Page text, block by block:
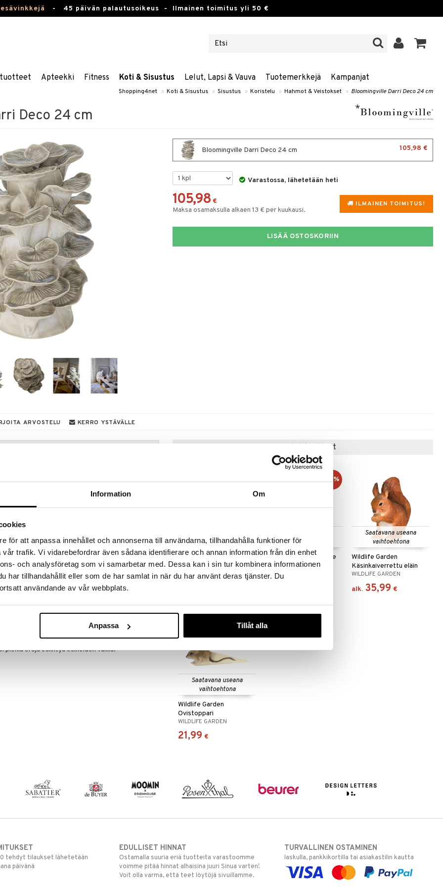
Information Om
för att anpassa innehållet och annonserna till användarna, tillhandahålla funktioner för
trafik. Vi vidarebefordrar även sådana identifierare och annan information från din enhet
och analysföretag som vi samarbetar med. Dessa kan i sin tur kombinera informationen
har tillhandahållit eller som de har samlat in när du har använt deras tjänster. Du
användande av vår webbplats.
Anpassa Tillåt alla
- 45 päivän palautusoikeus - Ilmainen toimitus yli 50 €
Apteekki Fitness Koti & Sisustus Lelut, Lapsi & Vauva Tuotemerkkejä Kampanjat
Shopping4net » Koti & Sisustus » Sisustus » Koristelu » Hahmot & Veistokset » Bloomingville Darri Deco 24 cm
Deco 24 cm
Bloomingville Darri Deco 24 cm 105,98 €
Varastossa, lähetetään heti
ILMAINEN TOIMITUS!
105,98 €
Maksa osamaksulla alkaen 13 € per kuukausi.
LISÄÄ OSTOSKORIIN
ARVOSTELU KERRO YSTÄVÄLLE
hinnoilla!
31.8.2026 asti mutta ole nopea -
voivat päästä loppumaan!
löytöä? Outletistamme löydät runsaasti
tilaisuus tehdä löytöjä, kun
varastoa riittää!
kivikeramiikasta harmain sävyin. Sen
ja se on kaunis koriste kotiisi. Lasitus ja
pieniä eroja esiintyä esineiden välillä.
Suositut tuotteet
vaihtoehtona
DecoBird
WILDLIFE GARDEN
vaihtoehtona
Spring Birds puukoriste
SPRING COPENHAGEN
-8%
Saatavana useana
vaihtoehtona
Wildlife Garden
Käsinkaiverrettu eläin
WILDLIFE GARDEN
alk. 35,99 €
Saatavana useana
vaihtoehtona
Wildlife Garden
Ovistoppari
WILDLIFE GARDEN
21,99 €
tehdyt tilaukset lähetetään
päivänä
EDULLISET HINNAT
Ostamalla suuria eriä tuotteita varastoomme
voimme pitää hinnat alhaisina juuri Sinua varten!
Voit olla varma, että teet löytöjä sivuillamme.
TURVALLINEN OSTAMINEN
laskulla, pankkikortilla tai asiakastilin kautta